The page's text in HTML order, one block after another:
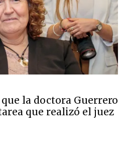
la doctora Guerrero
que realizó el juez